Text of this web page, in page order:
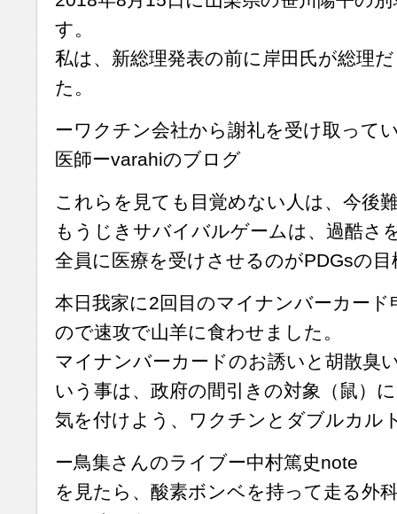
す。
私は、新総理発表の前に岸田氏が総理
た。
ーワクチン会社から謝礼を受け取って
医師ーvarahiのブログ
これらを見ても目覚めない人は、今後
もうじきサバイバルゲームは、過酷さ
全員に医療を受けさせるのがPDGsの
本日我家に2回目のマイナンバーカー
ので速攻で山羊に食わせました。
マイナンバーカードのお誘いと胡散臭
いう事は、政府の間引きの対象（鼠）
気を付けよう、ワクチンとダブルカル
ー鳥集さんのライブー中村篤史note
を見たら、酸素ボンベを持って走る外